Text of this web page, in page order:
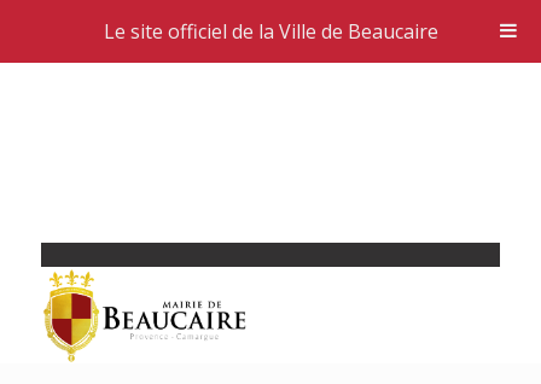
Le site officiel de la Ville de Beaucaire